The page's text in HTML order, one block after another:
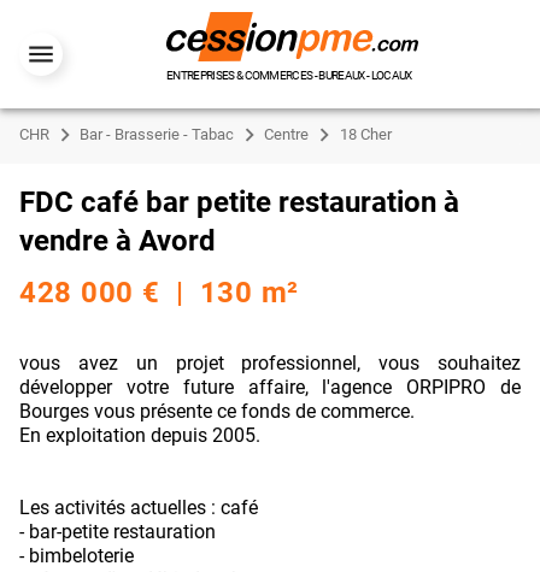
ENTREPRISES & COMMERCES - BUREAUX - LOCAUX
CHR Bar - Brasserie - Tabac Centre 18 Cher
FDC café bar petite restauration à
vendre à Avord
428 000 € | 130 m²
vous avez un projet professionnel, vous souhaitez
développer votre future affaire, l'agence ORPIPRO de
Bourges vous présente ce fonds de commerce.
En exploitation depuis 2005.
Les activités actuelles : café
- bar-petite restauration
- bimbeloterie